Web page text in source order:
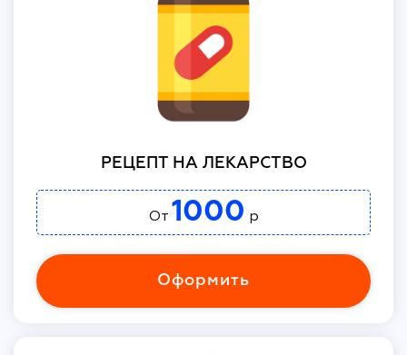
РЕЦЕПТ НА ЛЕКАРСТВО
От 1000 р
Оформить